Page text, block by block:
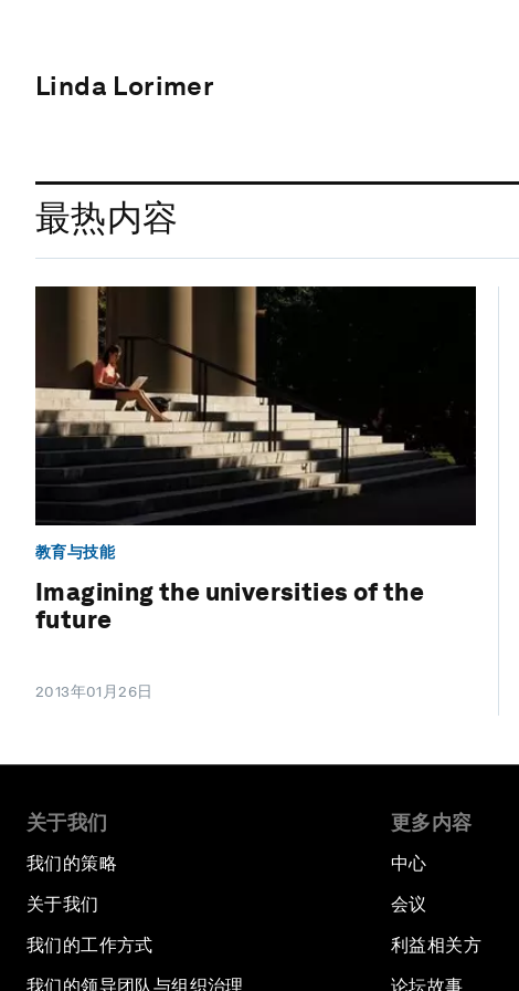
Linda Lorimer
最热内容
教育与技能
Imagining the universities of the
future
2013年01月26日
关于我们
我们的策略
关于我们
我们的工作方式
我们的领导团队与组织治理
更多内容
中心
会议
利益相关方
论坛故事